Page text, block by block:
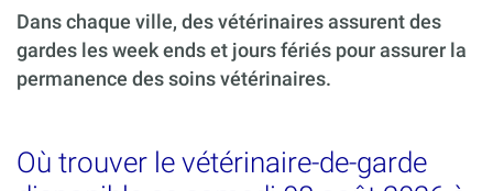
Dans chaque ville, des vétérinaires assurent des
gardes les week ends et jours fériés pour assurer la
permanence des soins vétérinaires.
Où trouver le vétérinaire-de-garde